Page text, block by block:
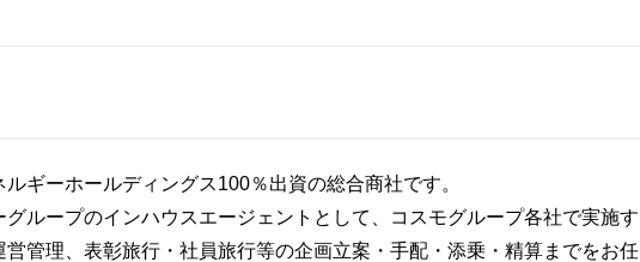
ギーホールディングス100％出資の総合商社です。
グループのインハウスエージェントとして、コスモグループ各社で実施す
営管理、表彰旅行・社員旅行等の企画立案・手配・添乗・精算までをお任